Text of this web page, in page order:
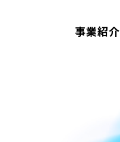
事業紹介